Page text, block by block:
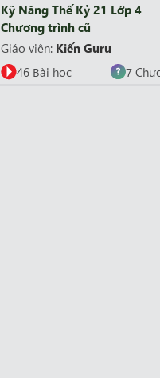
Kỹ Năng Thế Kỷ 21 Lớp 4
Chương trình cũ
Giáo viên: Kiến Guru
46 Bài học
7